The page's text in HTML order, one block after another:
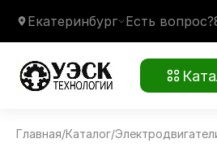
Екатеринбург Есть вопрос?
Главная/Каталог/